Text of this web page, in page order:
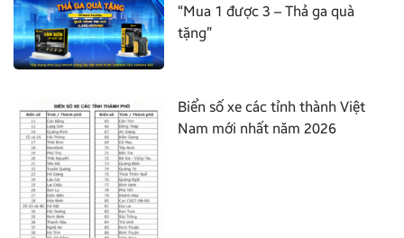
“Mua 1 được 3 – Thả ga quà
tặng”
Biển số xe các tỉnh thành Việt
Nam mới nhất năm 2026